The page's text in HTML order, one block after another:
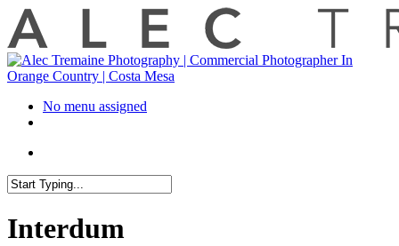
No menu assigned
Interdum